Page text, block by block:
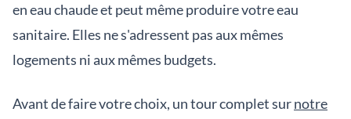
en eau chaude et peut même produire votre eau
sanitaire. Elles ne s'adressent pas aux mêmes
logements ni aux mêmes budgets.
Avant de faire votre choix, un tour complet surnotre